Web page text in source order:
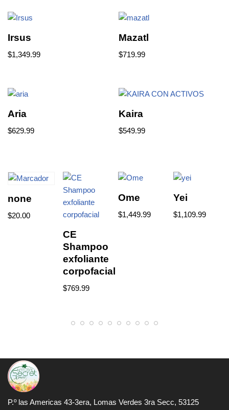
Irsus
$1,349.99
Mazatl
$719.99
Aria
$629.99
Kaira
$549.99
none
$20.00
CE
Shampoo
exfoliante
corpofacial
$769.99
Ome
$1,449.99
Yei
$1,109.99
P.º las Americas 43-3era, Lomas Verdes 3ra Secc, 53125